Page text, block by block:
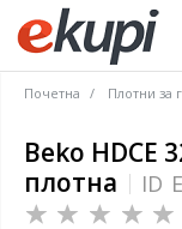
Почетна Плотни за
Beko HDCE
плотна
ID